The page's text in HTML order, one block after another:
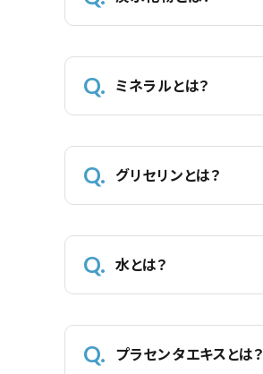
ミネラルとは？
グリセリンとは？
水とは？
プラセンタエキスとは？